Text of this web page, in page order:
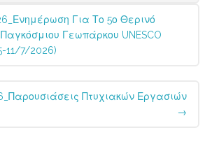
Για Το 5ο Θερινό
Γεωπάρκου UNESCO
11/7/2026)
Πτυχιακών Εργασιών
→